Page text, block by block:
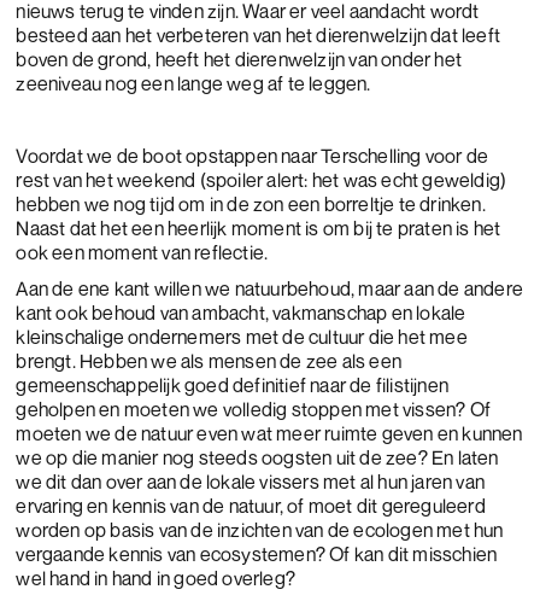
nieuws terug te vinden zijn. Waar er veel aandacht wordt
besteed aan het verbeteren van het dierenwelzijn dat leeft
boven de grond, heeft het dierenwelzijn van onder het
zeeniveau nog een lange weg af te leggen.
Voordat we de boot opstappen naar Terschelling voor de
rest van het weekend (spoiler alert: het was echt geweldig)
hebben we nog tijd om in de zon een borreltje te drinken.
Naast dat het een heerlijk moment is om bij te praten is het
ook een moment van reflectie.
Aan de ene kant willen we natuurbehoud, maar aan de andere
kant ook behoud van ambacht, vakmanschap en lokale
kleinschalige ondernemers met de cultuur die het mee
brengt. Hebben we als mensen de zee als een
gemeenschappelijk goed definitief naar de filistijnen
geholpen en moeten we volledig stoppen met vissen? Of
moeten we de natuur even wat meer ruimte geven en kunnen
we op die manier nog steeds oogsten uit de zee? En laten
we dit dan over aan de lokale vissers met al hun jaren van
ervaring en kennis van de natuur, of moet dit gereguleerd
worden op basis van de inzichten van de ecologen met hun
vergaande kennis van ecosystemen? Of kan dit misschien
wel hand in hand in goed overleg?